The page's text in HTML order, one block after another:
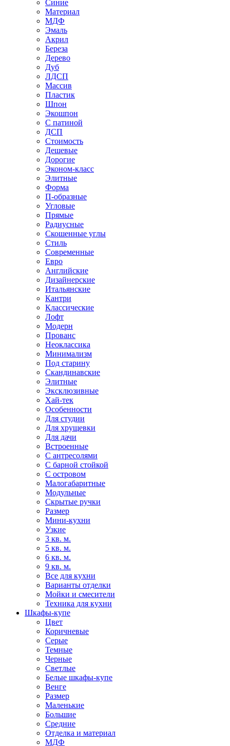
Синие
Материал
МДФ
Эмаль
Акрил
Береза
Дерево
Дуб
ЛДСП
Массив
Пластик
Шпон
Экошпон
С патиной
ДСП
Стоимость
Дешевые
Дорогие
Эконом-класс
Элитные
Форма
П-образные
Угловые
Прямые
Радиусные
Скошенные углы
Стиль
Современные
Евро
Английские
Дизайнерские
Итальянские
Кантри
Классические
Лофт
Модерн
Прованс
Неоклассика
Минимализм
Под старину
Скандинавские
Элитные
Эксклюзивные
Хай-тек
Особенности
Для студии
Для хрущевки
Для дачи
Встроенные
С антресолями
С барной стойкой
С островом
Малогабаритные
Модульные
Скрытые ручки
Размер
Мини-кухни
Узкие
3 кв. м.
5 кв. м.
6 кв. м.
9 кв. м.
Все для кухни
Варианты отделки
Мойки и смесители
Техника для кухни
Шкафы-купе
Цвет
Коричневые
Серые
Темные
Черные
Светлые
Белые шкафы-купе
Венге
Размер
Маленькие
Большие
Средние
Отделка и материал
МДФ